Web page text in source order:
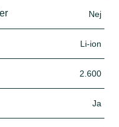
Nej
Li-ion
2.600
Ja